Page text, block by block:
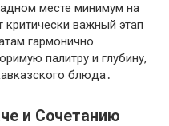
месте минимум на
критически важный этап
гармонично
палитру и глубину,
блюда․
и Сочетанию